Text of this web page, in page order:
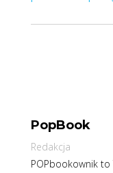
PopBook
Redakcja
POPbookownik